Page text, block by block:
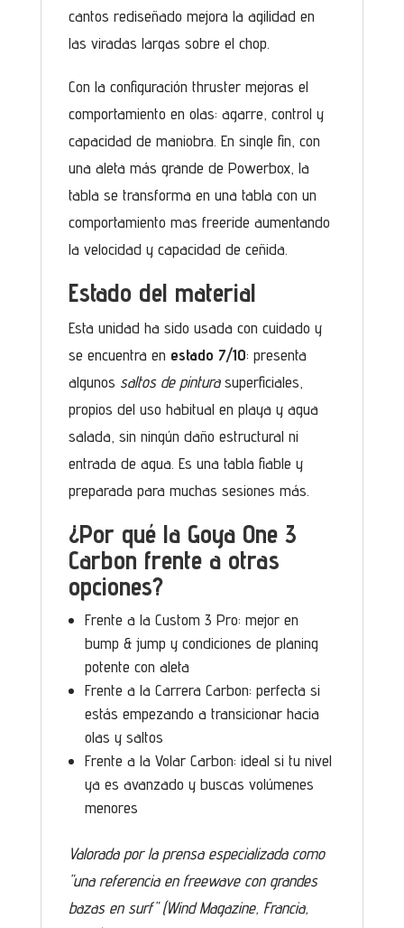
cantos rediseñado mejora la agilidad en
las viradas largas sobre el chop.
Con la configuración thruster mejoras el
comportamiento en olas: agarre, control y
capacidad de maniobra. En single fin, con
una aleta más grande de Powerbox, la
tabla se transforma en una tabla con un
comportamiento mas freeride aumentando
la velocidad y capacidad de ceñida.
Estado del material
Esta unidad ha sido usada con cuidado y
se encuentra en estado 7/10: presenta
algunos saltos de pinturasuperficiales,
propios del uso habitual en playa y agua
salada, sin ningún daño estructural ni
entrada de agua. Es una tabla fiable y
preparada para muchas sesiones más.
¿Por qué la Goya One 3
Carbon frente a otras
opciones?
Frente a la Custom 3 Pro: mejor en
bump & jump y condiciones de planing
potente con aleta
Frente a la Carrera Carbon: perfecta si
estás empezando a transicionar hacia
olas y saltos
Frente a la Volar Carbon: ideal si tu nivel
ya es avanzado y buscas volúmenes
menores
Valorada por la prensa especializada como
"una referencia en freewave con grandes
bazas en surf" (Wind Magazine, Francia,